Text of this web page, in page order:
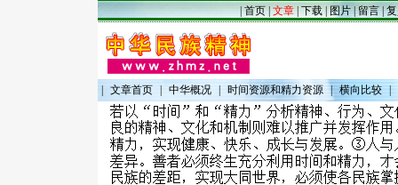
|首页|文章|下载| 图片|留言|
文章首页 中华概况 时间资源和精力资源 | 横向比较